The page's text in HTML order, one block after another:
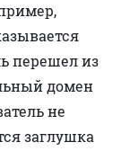
перешел из
домен
не
заглушка